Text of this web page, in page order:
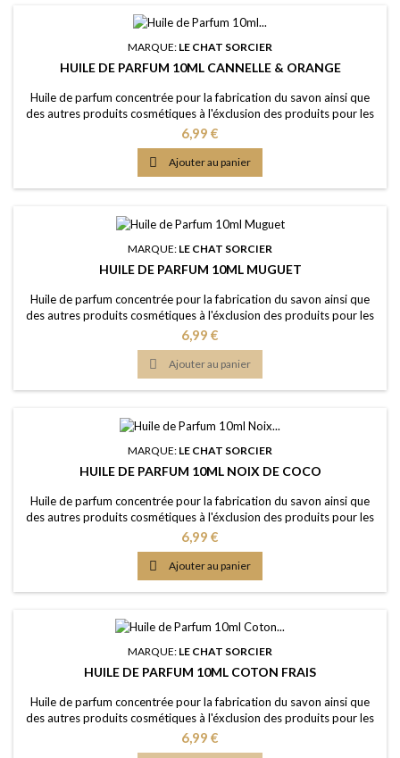
MARQUE: LE CHAT SORCIER
HUILE DE PARFUM 10ML CANNELLE & ORANGE
Huile de parfum concentrée pour la fabrication du savon ainsi que
des autres produits cosmétiques à l'éxclusion des produits pour les
lèvres ou la bouche Caractère: epicé, fruité, un câlin de réconfort,
chaleureux Couleur: Sans colorants - couleur naturelle: Brune Dosage
conseillé: 2% à 5% Certification: Certficat de conformité IFRA 50e et
analyse...
Prix
6,99 €
 Ajouter au panier
MARQUE: LE CHAT SORCIER
HUILE DE PARFUM 10ML MUGUET
Huile de parfum concentrée pour la fabrication du savon ainsi que
des autres produits cosmétiques à l'éxclusion des produits pour les
lèvres ou la bouche Caractère: fragrance douce, florale-verte,
édifiante Couleur: Sans colorants - couleur naturelle: Jaune clair
Dosage maximal: IFRA classe 9 (Savon) 2,30% Certification: Certficat
de conformité...
Prix
6,99 €
 Ajouter au panier
MARQUE: LE CHAT SORCIER
HUILE DE PARFUM 10ML NOIX DE COCO
Huile de parfum concentrée pour la fabrication du savon ainsi que
des autres produits cosmétiques à l'éxclusion des produits pour les
lèvres ou la bouche Caractère: arôme fruité, crémeux, sucré, l'été
perpétuel Couleur: Sans colorants - couleur naturelle: Incolorée
Dosage maximal: IFRA classe 9 (Savon) 2,60% Certification: Certficat
de conformité...
Prix
6,99 €
 Ajouter au panier
MARQUE: LE CHAT SORCIER
HUILE DE PARFUM 10ML COTON FRAIS
Huile de parfum concentrée pour la fabrication du savon ainsi que
des autres produits cosmétiques à l'éxclusion des produits pour les
lèvres ou la bouche Caractère: évocatif d'un linge tous frais ou l'air
frisquet du printemps Couleur: Sans colorants - couleur naturelle:
Prix
6,99 €